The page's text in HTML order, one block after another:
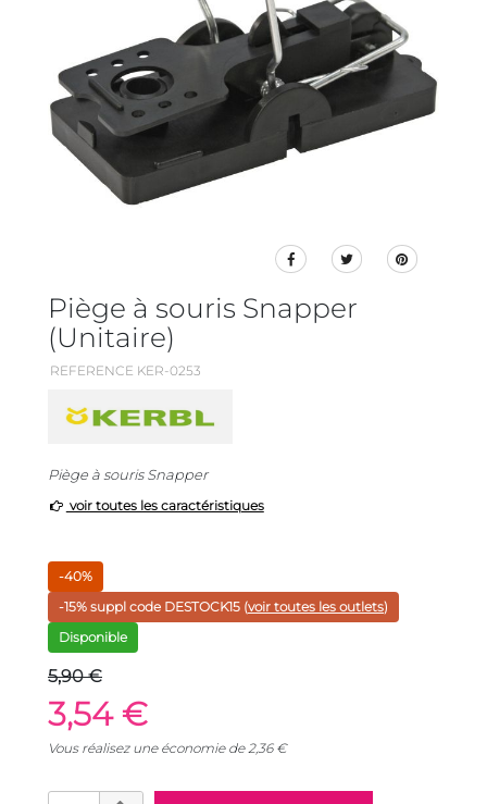
Piège à souris Snapper
(Unitaire)
REFERENCE KER-0253
Piège à souris Snapper
voir toutes les caractéristiques
-40%
-15% suppl code DESTOCK15 (voir toutes les outlets)
Disponible
5,90 €
3,54 €
Vous réalisez une économie de2,36€